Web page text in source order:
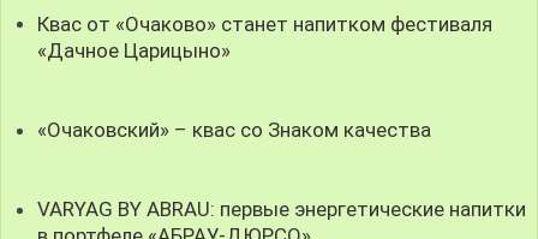
Квас от «Очаково» станет напитком фестиваля
«Дачное Царицыно»
«Очаковский» – квас со Знаком качества
VARYAG BY ABRAU: первые энергетические напитки